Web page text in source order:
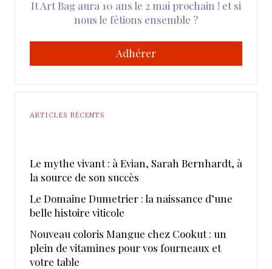
It Art Bag aura 10 ans le 2 mai prochain ! et si
nous le fêtions ensemble ?
Adhérer
ARTICLES RÉCENTS
Le mythe vivant : à Evian, Sarah Bernhardt, à
la source de son succès
Le Domaine Dumetrier : la naissance d’une
belle histoire viticole
Nouveau coloris Mangue chez Cookut : un
plein de vitamines pour vos fourneaux et
votre table